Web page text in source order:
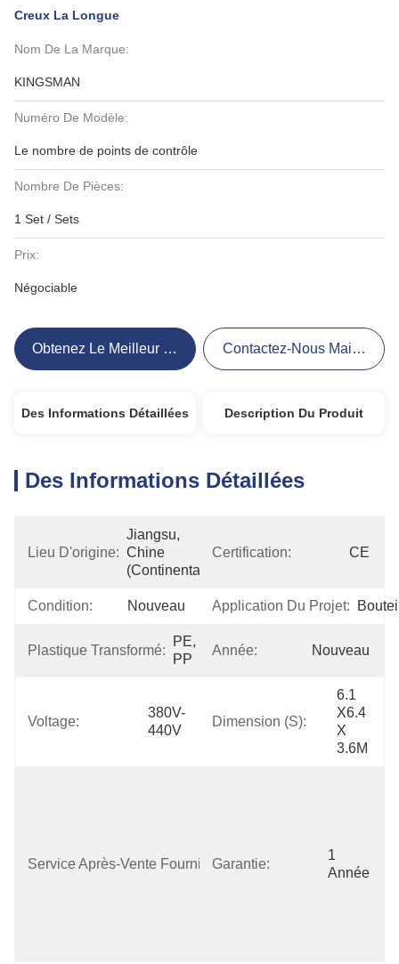
Creux La Longue
Nom De La Marque:
KINGSMAN
Numéro De Modèle:
Le nombre de points de contrôle
Nombre De Pièces:
1 Set / Sets
Prix:
Négociable
Obtenez Le Meilleur Prix Contactez-Nous Maintenant
Des Informations Détaillées Description Du Produit
Des Informations Détaillées
Lieu D'origine:
Jiangsu,
Chine
(continentale)
Certification: CE
Condition: Nouveau Application Du Projet:
Plastique Transformé:
PE,
PP
Année: Nouveau
Voltage:
380V-
440V
Dimension (s):
6.1
X6.4
X
3.6M
Service Après-Vente Fourni:
Installation
De Champ,
Garantie:
1
Année